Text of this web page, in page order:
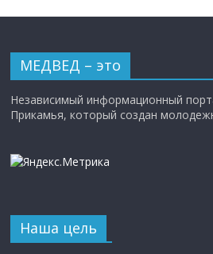
МЕДВЕД – это
Независимый информационный
Прикамья, который создан
Наша цель